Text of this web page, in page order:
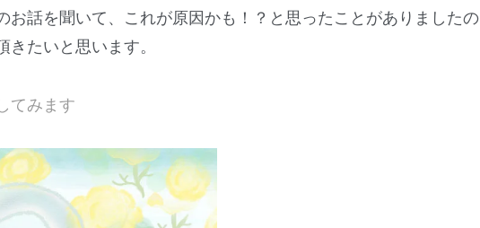
お話を聞いて、これが原因かも！？と思ったことがありましたの
たいと思います。
てみます